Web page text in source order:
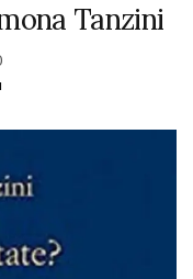
Tanzini